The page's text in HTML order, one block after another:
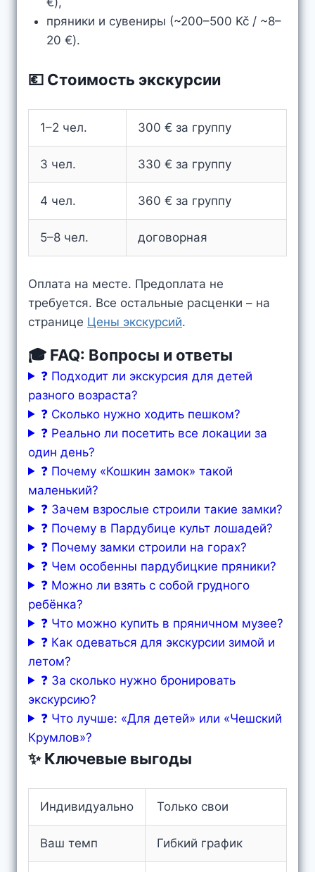
пряники и сувениры (~200–500 Kč / ~8–
20 €).
💶 Стоимость экскурсии
1–2 чел. 300 € за группу
3 чел. 330 € за группу
4 чел. 360 € за группу
5–8 чел. договорная
Оплата на месте. Предоплата не
требуется. Все остальные расценки – на
странице Цены экскурсий.
🎓 FAQ: Вопросы и ответы
❓ Подходит ли экскурсия для детей
разного возраста?
❓ Сколько нужно ходить пешком?
❓ Реально ли посетить все локации за
один день?
❓ Почему «Кошкин замок» такой
маленький?
❓ Зачем взрослые строили такие замки?
❓ Почему в Пардубице культ лошадей?
❓ Почему замки строили на горах?
❓ Чем особенны пардубицкие пряники?
❓ Можно ли взять с собой грудного
ребёнка?
❓ Что можно купить в пряничном музее?
❓ Как одеваться для экскурсии зимой и
летом?
❓ За сколько нужно бронировать
экскурсию?
❓ Что лучше: «Для детей» или «Чешский
Крумлов»?
✨ Ключевые выгоды
Индивидуально Только свои
Ваш темп Гибкий график